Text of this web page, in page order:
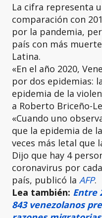
La cifra representa
comparación con
por la pandemia,
país con más
Latina.
«En el año 2020,
por dos epidemias:
epidemia de la
a Roberto Briceño-
«Cuando uno
que la epidemia de
veces más letal que
Dijo que hay 4
coronavirus por
país, publicó la AFP.
Lea también: Entre
843 venezolanos